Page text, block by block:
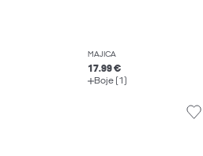
MAJICA
17.99 €
Boje (1)